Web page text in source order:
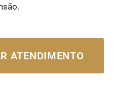
ATENDIMENTO